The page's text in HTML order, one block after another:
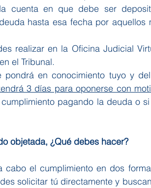
cuenta en que debe ser
hasta esa fecha por aquellos
realizar en la Oficina Judicial
el Tribunal.
en conocimiento tuyo y
3 días para oponerse con
pagando la deuda o
objetada, ¿Qué debes hacer?
el cumplimiento en dos
solicitar tú directamente y